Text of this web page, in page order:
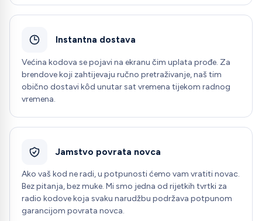
Instantna dostava
Većina kodova se pojavi na ekranu čim uplata prođe. Za
brendove koji zahtijevaju ručno pretraživanje, naš tim
obično dostavi kôd unutar sat vremena tijekom radnog
vremena.
Jamstvo povrata novca
Ako vaš kod ne radi, u potpunosti ćemo vam vratiti novac.
Bez pitanja, bez muke. Mi smo jedna od rijetkih tvrtki za
radio kodove koja svaku narudžbu podržava potpunom
garancijom povrata novca.